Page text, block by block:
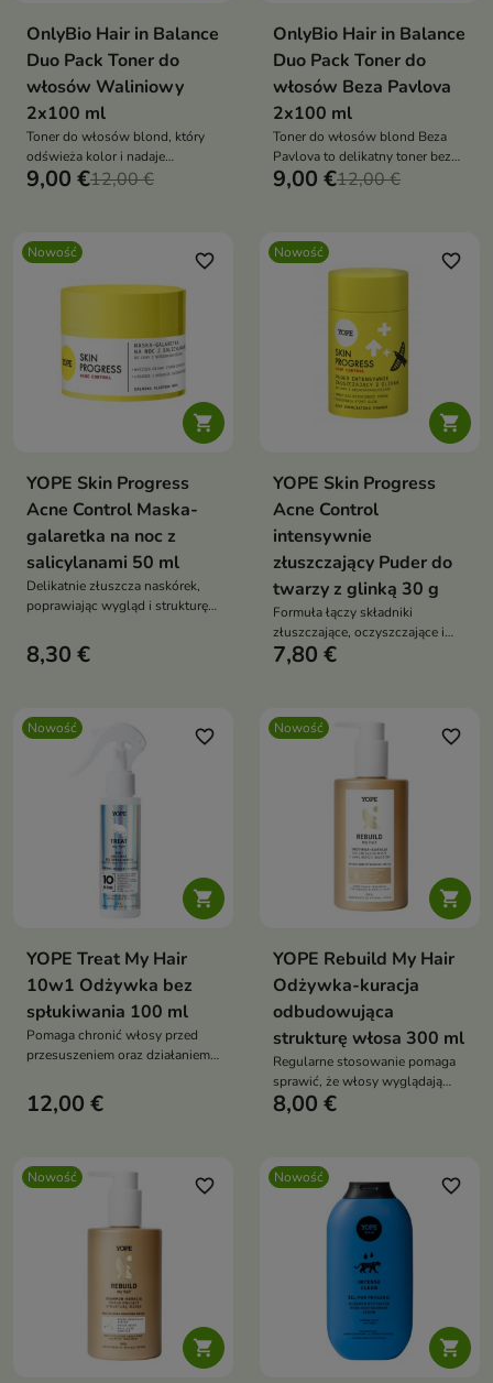
OnlyBio Hair in Balance
Duo Pack Toner do
włosów Waliniowy
2x100 ml
Toner do włosów blond, który
odświeża kolor i nadaje
beżowo-waniliowy odcień
9,00 €12,00 €
OnlyBio Hair in Balance
Duo Pack Toner do
włosów Beza Pavlova
2x100 ml
Toner do włosów blond Beza
Pavlova to delikatny toner bez
amoniaku, który odświeża kolor i
włosom blasku
9,00 €12,00 €
Nowość

favorite_border
YOPE Skin Progress
Acne Control Maska-
galaretka na noc z
salicylanami 50 ml
Delikatnie złuszcza naskórek,
poprawiając wygląd i strukturę
8,30 €
Nowość

favorite_border
YOPE Skin Progress
Acne Control
intensywnie
złuszczający Puder do
twarzy z glinką 30 g
Formuła łączy składniki
złuszczające, oczyszczające i
pielęgnujące, wspierając
7,80 €
Nowość

favorite_border
YOPE Treat My Hair
10w1 Odżywka bez
spłukiwania 100 ml
Pomaga chronić włosy przed
przesuszeniem oraz działaniem
12,00 €
Nowość

favorite_border
YOPE Rebuild My Hair
Odżywka-kuracja
odbudowująca
strukturę włosa 300 ml
Regularne stosowanie pomaga
sprawić, że włosy wyglądają
zdrowiej, są bardziej odporne i
8,00 €
Nowość

favorite_border Nowość

favorite_border